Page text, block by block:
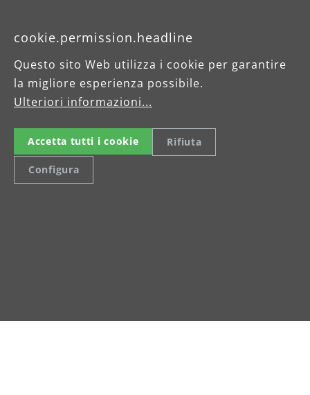
cookie.permission.headline
Questo sito Web utilizza i cookie per garantire
la migliore esperienza possibile.
Ulteriori informazioni...
Accetta tutti i cookie Rifiuta
Configura